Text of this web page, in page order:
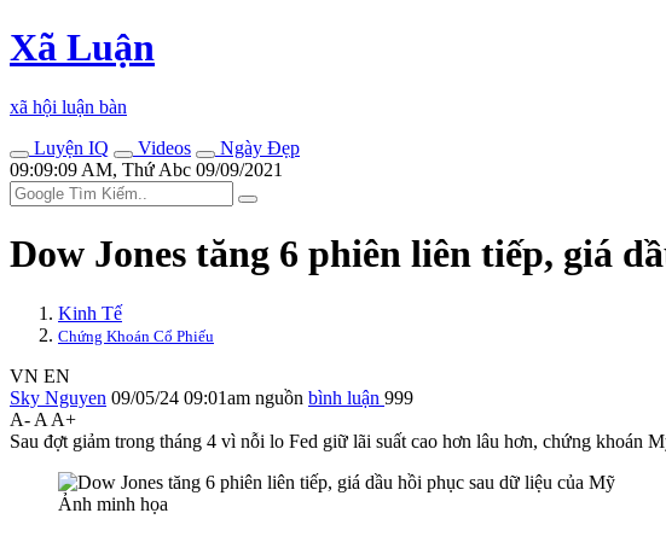
Xã Luận
xã hội luận bàn
Luyện IQ
Videos
Ngày Đẹp
09:09:09 AM, Thứ Abc 09/09/2021
Dow Jones tăng 6 phiên liên tiếp, giá
Kinh Tế
Chứng Khoán Cổ Phiếu
VN EN
Sky Nguyen 09/05/24 09:01am nguồn bình luận 999
A- A A+
Sau đợt giảm trong tháng 4 vì nỗi lo Fed giữ lãi suất cao hơn lâu hơn, chứng khoán
Ảnh minh họa